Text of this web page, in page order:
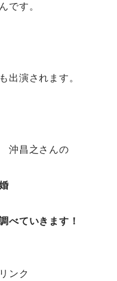
です。
出演されます。
沖昌之さんの
べていきます！
ンク